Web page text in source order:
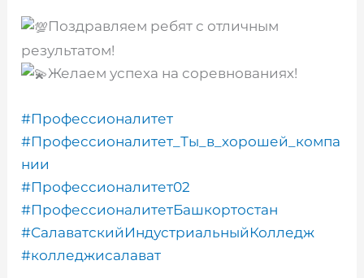
Поздравляем ребят с отличным
результатом!
Желаем успеха на соревнованиях!
#Профессионалитет
#Профессионалитет_Ты_в_хорошей_компа
нии
#Профессионалитет02
#ПрофессионалитетБашкортостан
#СалаватскийИндустриальныйКолледж
#колледжисалават